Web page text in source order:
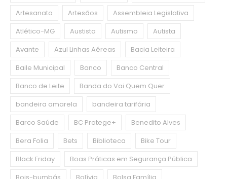
Artesanato
Artesãos
Assembleia Legislativa
Atlético-MG
Austista Autismo
Autista
Avante
Azul Linhas Aéreas
Bacia Leiteira
Baile Municipal
Banco
Banco Central
Banco de Leite
Banda do Vai Quem Quer
bandeira amarela
bandeira tarifária
Barco Saúde
BC Protege+
Benedito Alves
Bera Folia
Bets Biblioteca
Bike Tour
Black Friday
Boas Práticas em Segurança Pública
Bois-bumbás
Bolívia
Bolsa Família